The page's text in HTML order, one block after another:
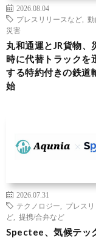
2026.08.04
プレスリリースなど
動
災害
丸和通運とJR貨物、
時に代替トラックを
する特約付きの鉄道
始
2026.07.31
テクノロジー
プレス
ど
提携/合弁など
Spectee、気候テッ